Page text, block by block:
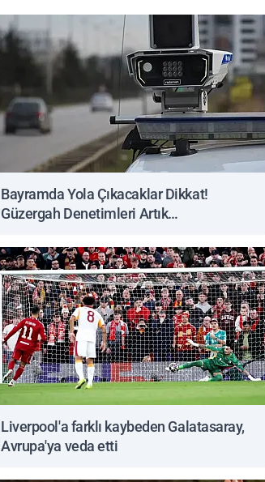
Bayramda Yola Çıkacaklar Dikkat!
Güzergah Denetimleri Artık
Liverpool'a farklı kaybeden Galatasaray,
Avrupa'ya veda etti